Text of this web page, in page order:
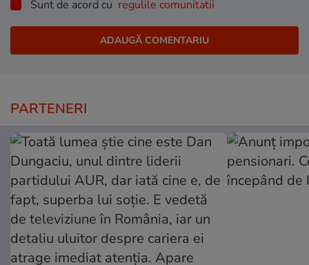
Sunt de acord cu regulile comunitatii
PARTENERI